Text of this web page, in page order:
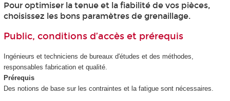
Pour optimiser la tenue et la fiabilité de vos pièces,
choisissez les bons paramètres de grenaillage.
Public, conditions d’accès et prérequis
Ingénieurs et techniciens de bureaux d'études et des méthodes,
responsables fabrication et qualité.
Prérequis
Des notions de base sur les contraintes et la fatigue sont nécessaires.